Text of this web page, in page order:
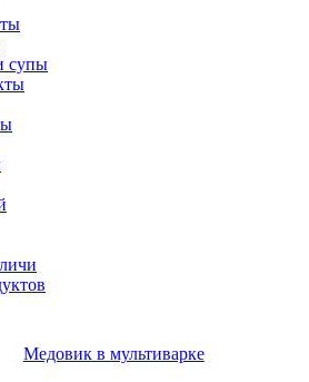
супы
Медовик в мультиварке